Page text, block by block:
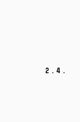
2. 4.